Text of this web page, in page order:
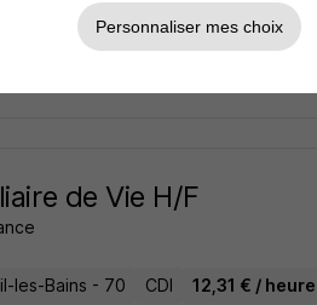
les-Bains - 70 25 480 - 27
de Vie H/F
les-Bains - 70 CDI 12,31 € / heure
Personnaliser mes choix